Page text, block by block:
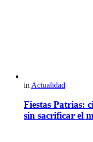
in Actualidad
Fiestas Patrias:
sin sacrificar el